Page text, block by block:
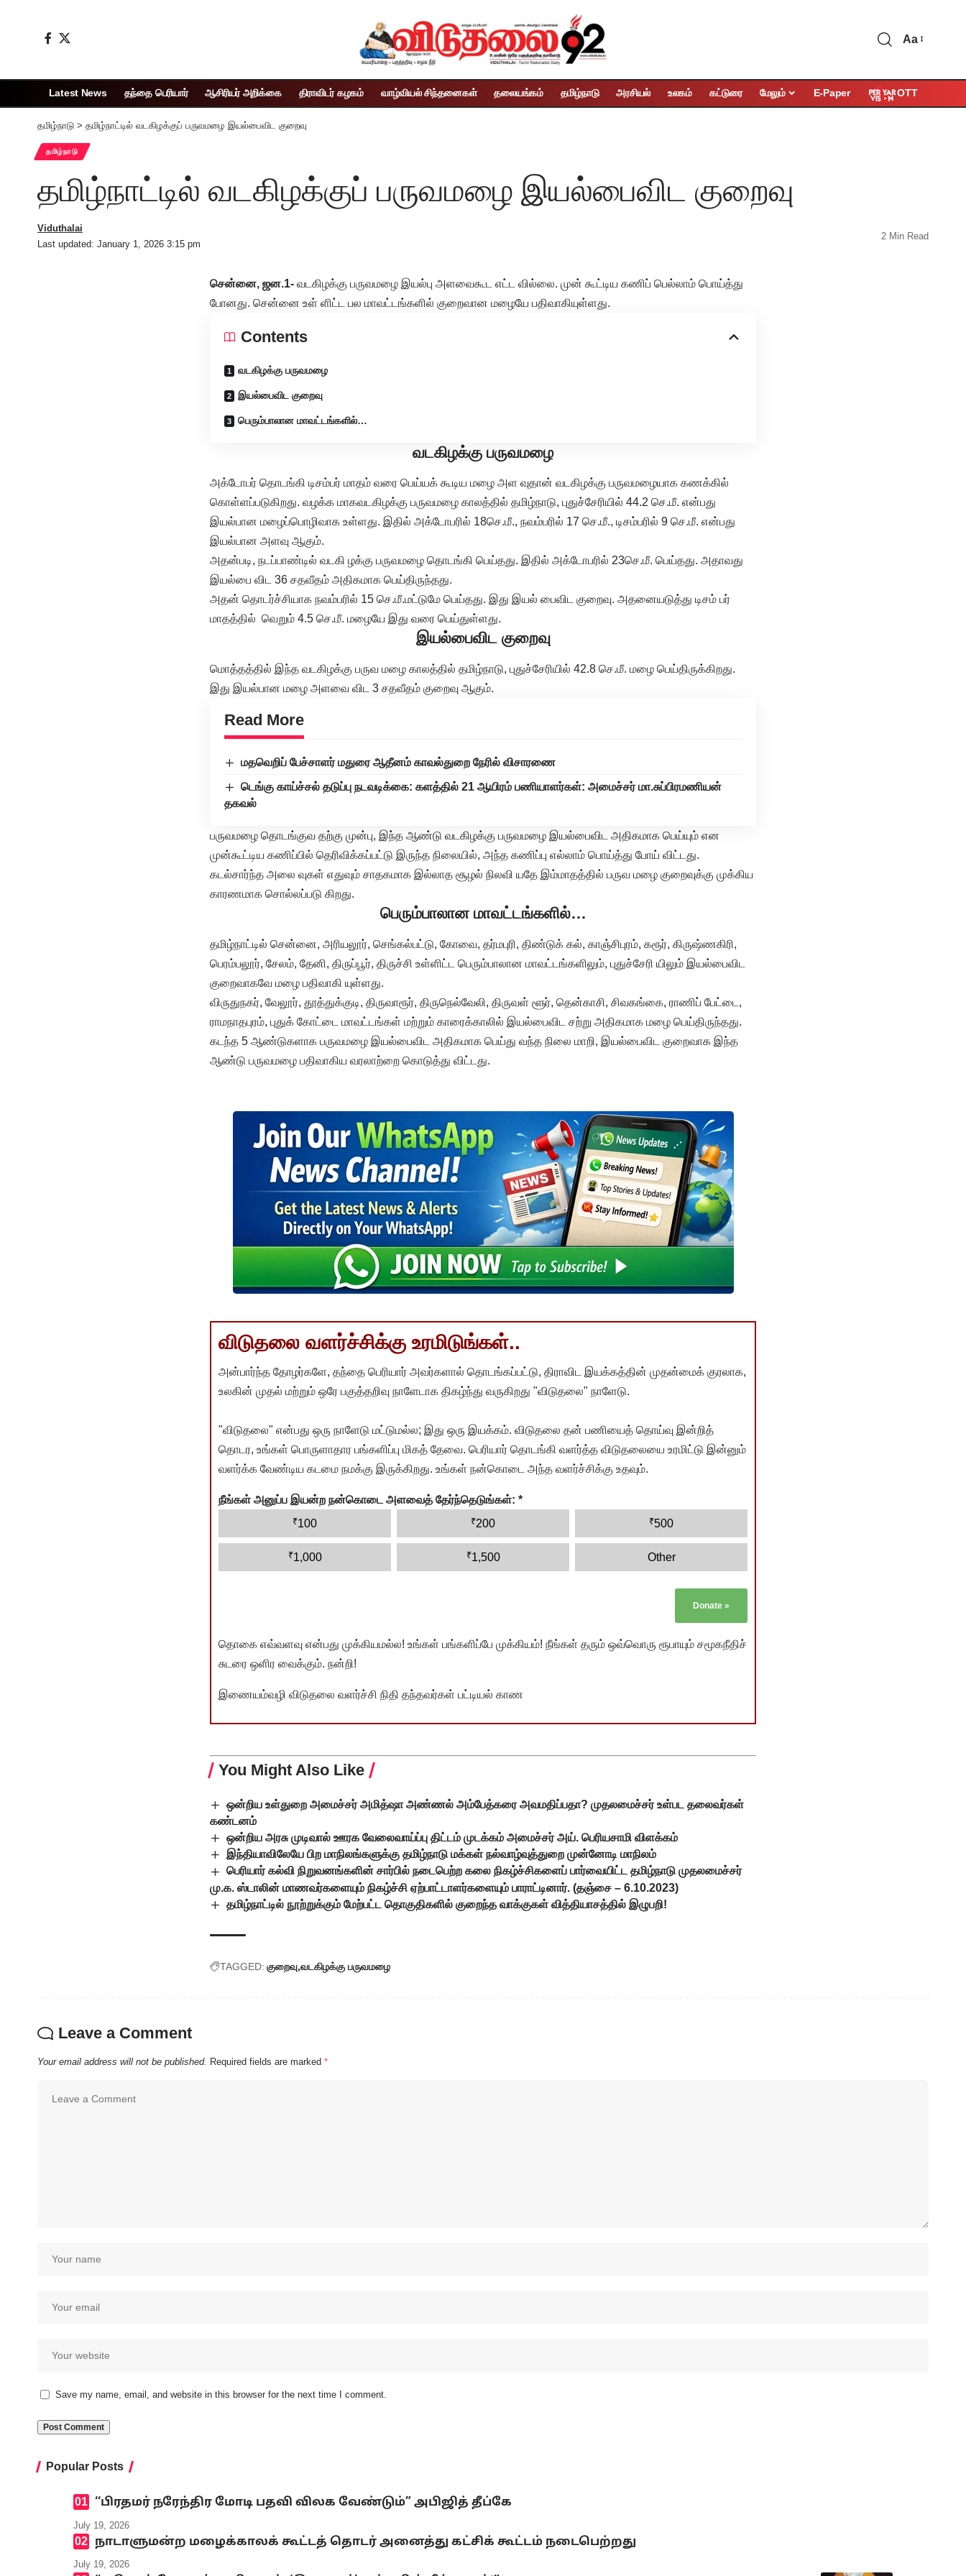
Aa
Latest News தந்தை பெரியார் ஆசிரியர் அறிக்கை திராவிடர் கழகம் வாழ்வியல் சிந்தனைகள் தலையங்கம் தமிழ்நாடு அரசியல் உலகம் கட்டுரை மேலும் E-Paper OTT
தமிழ்நாடு > தமிழ்நாட்டில் வடகிழக்குப் பருவமழை இயல்பைவிட குறைவு
தமிழ்நாடு
தமிழ்நாட்டில் வடகிழக்குப் பருவமழை இயல்பைவிட குறைவு
Last updated: January 1, 2026 3:15 pm
Viduthalai
2 Min Read
சென்னை, ஜன.1- வடகிழக்கு பருவமழை இயல்பு அளவைகூட எட்ட வில்லை. முன் கூட்டிய கணிப் பெல்லாம் பொய்த்து
போனது. சென்னை உள் ளிட்ட பல மாவட்டங்களில் குறைவான மழையே பதிவாகியுள்ளது.
Contents
வடகிழக்கு பருவமழை
இயல்பைவிட குறைவு
பெரும்பாலான மாவட்டங்களில்…
வடகிழக்கு பருவமழை
அக்டோபர் தொடங்கி டிசம்பர் மாதம் வரை பெய்யக் கூடிய மழை அள வுதான் வடகிழக்கு பருவமழையாக கணக்கில்
கொள்ளப்படுகிறது. வழக்க மாகவடகிழக்கு பருவமழை காலத்தில் தமிழ்நாடு, புதுச்சேரியில் 44.2 செ.மீ. என்பது
இயல்பான மழைப்பொழிவாக உள்ளது. இதில் அக்டோபரில் 18செ.மீ., நவம்பரில் 17 செ.மீ., டிசம்பரில் 9 செ.மீ. என்பது
இயல்பான அளவு ஆகும்.
அதன்படி, நடப்பாண்டில் வடகி ழக்கு பருவமழை தொடங்கி பெய்தது. இதில் அக்டோபரில் 23செ.மீ. பெய்தது. அதாவது
இயல்பை விட 36 சதவீதம் அதிகமாக பெய்திருந்தது.
அதன் தொடர்ச்சியாக நவம்பரில் 15 செ.மீ.மட்டுமே பெய்தது. இது இயல் பைவிட குறைவு. அதனையடுத்து டிசம் பர்
மாதத்தில் வெறும் 4.5 செ.மீ. மழையே இது வரை பெய்துள்ளது.
இயல்பைவிட குறைவு
மொத்தத்தில் இந்த வடகிழக்கு பருவ மழை காலத்தில் தமிழ்நாடு, புதுச்சேரியில் 42.8 செ.மீ. மழை பெய்திருக்கிறது.
இது இயல்பான மழை அளவை விட 3 சதவீதம் குறைவு ஆகும்.
Read More
மதவெறிப் பேச்சாளர் மதுரை ஆதீனம் காவல்துறை நேரில் விசாரணை
டெங்கு காய்ச்சல் தடுப்பு நடவடிக்கை: களத்தில் 21 ஆயிரம் பணியாளர்கள்: அமைச்சர் மா.சுப்பிரமணியன்
தகவல்
பருவமழை தொடங்குவ தற்கு முன்பு, இந்த ஆண்டு வடகிழக்கு பருவமழை இயல்பைவிட அதிகமாக பெய்யும் என
முன்கூட்டிய கணிப்பில் தெரிவிக்கப்பட்டு இருந்த நிலையில், அந்த கணிப்பு எல்லாம் பொய்த்து போய் விட்டது.
கடல்சார்ந்த அலை வுகள் எதுவும் சாதகமாக இல்லாத சூழல் நிலவி யதே இம்மாதத்தில் பருவ மழை குறைவுக்கு முக்கிய
காரணமாக சொல்லப்படு கிறது.
பெரும்பாலான மாவட்டங்களில்…
தமிழ்நாட்டில் சென்னை, அரியலூர், செங்கல்பட்டு, கோவை, தர்மபுரி, திண்டுக் கல், காஞ்சிபுரம், கரூர், கிருஷ்ணகிரி,
பெரம்பலூர், சேலம், தேனி, திருப்பூர், திருச்சி உள்ளிட்ட பெரும்பாலான மாவட்டங்களிலும், புதுச்சேரி யிலும் இயல்பைவிட
குறைவாகவே மழை பதிவாகி யுள்ளது.
விருதுநகர், வேலூர், தூத்துக்குடி, திருவாரூர், திருநெல்வேலி, திருவள் ளூர், தென்காசி, சிவகங்கை, ராணிப் பேட்டை,
ராமநாதபுரம், புதுக் கோட்டை மாவட்டங்கள் மற்றும் காரைக்காலில் இயல்பைவிட சற்று அதிகமாக மழை பெய்திருந்தது.
கடந்த 5 ஆண்டுகளாக பருவமழை இயல்பைவிட அதிகமாக பெய்து வந்த நிலை மாறி, இயல்பைவிட குறைவாக இந்த
ஆண்டு பருவமழை பதிவாகிய வரலாற்றை கொடுத்து விட்டது.
விடுதலை வளர்ச்சிக்கு உரமிடுங்கள்..
அன்பார்ந்த தோழர்களே, தந்தை பெரியார் அவர்களால் தொடங்கப்பட்டு, திராவிட இயக்கத்தின் முதன்மைக் குரலாக,
உலகின் முதல் மற்றும் ஒரே பகுத்தறிவு நாளேடாக திகழ்ந்து வருகிறது "விடுதலை" நாளேடு.
"விடுதலை" என்பது ஒரு நாளேடு மட்டுமல்ல; இது ஒரு இயக்கம். விடுதலை தன் பணியைத் தொய்வு இன்றித்
தொடர, உங்கள் பொருளாதார பங்களிப்பு மிகத் தேவை. பெரியார் தொடங்கி வளர்த்த விடுதலையை உரமிட்டு இன்னும்
வளர்க்க வேண்டிய கடமை நமக்கு இருக்கிறது. உங்கள் நன்கொடை அந்த வளர்ச்சிக்கு உதவும்.
நீங்கள் அனுப்ப இயன்ற நன்கொடை அளவைத் தேர்ந்தெடுங்கள்: *
₹100 ₹200 ₹500
₹1,000 ₹1,500 Other
Donate »
தொகை எவ்வளவு என்பது முக்கியமல்ல! உங்கள் பங்களிப்பே முக்கியம்! நீங்கள் தரும் ஒவ்வொரு ரூபாயும் சமூகநீதிச்
சுடரை ஒளிர வைக்கும். நன்றி!
இணையம்வழி விடுதலை வளர்ச்சி நிதி தந்தவர்கள் பட்டியல் காண
You Might Also Like
ஒன்றிய உள்துறை அமைச்சர் அமித்ஷா அண்ணல் அம்பேத்கரை அவமதிப்பதா? முதலமைச்சர் உள்பட தலைவர்கள்
கண்டனம்
ஒன்றிய அரசு முடிவால் ஊரக வேலைவாய்ப்பு திட்டம் முடக்கம் அமைச்சர் அய். பெரியசாமி விளக்கம்
இந்தியாவிலேயே பிற மாநிலங்களுக்கு தமிழ்நாடு மக்கள் நல்வாழ்வுத்துறை முன்னோடி மாநிலம்
பெரியார் கல்வி நிறுவனங்களின் சார்பில் நடைபெற்ற கலை நிகழ்ச்சிகளைப் பார்வையிட்ட தமிழ்நாடு முதலமைச்சர்
மு.க. ஸ்டாலின் மாணவர்களையும் நிகழ்ச்சி ஏற்பாட்டாளர்களையும் பாராட்டினார். (தஞ்சை – 6.10.2023)
தமிழ்நாட்டில் நூற்றுக்கும் மேற்பட்ட தொகுதிகளில் குறைந்த வாக்குகள் வித்தியாசத்தில் இழுபறி!
TAGGED: குறைவு வடகிழக்கு பருவமழை
Leave a Comment
Your email address will not be published. Required fields are marked *
Save my name, email, and website in this browser for the next time I comment.
Popular Posts
‘‘பிரதமர் நரேந்திர மோடி பதவி விலக வேண்டும்” அபிஜித் தீப்கே
July 19, 2026
நாடாளுமன்ற மழைக்காலக் கூட்டத் தொடர் அனைத்து கட்சிக் கூட்டம் நடைபெற்றது
July 19, 2026